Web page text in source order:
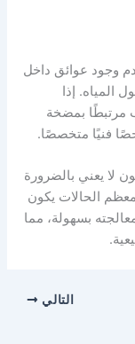
وجود عوائق داخل
المياه. إذا
مرتبطًا بمضخة
فنيًا متخصصًا.
لا يعني بالضرورة
الحالات يكون
بسهولة، مما
التالي